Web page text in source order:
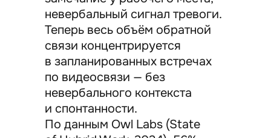
невербальный сигнал тревоги.
Теперь весь объём обратной
связи концентрируется
в запланированных встречах
по видеосвязи — без
невербального контекста
и спонтанности.
По данным Owl Labs (State